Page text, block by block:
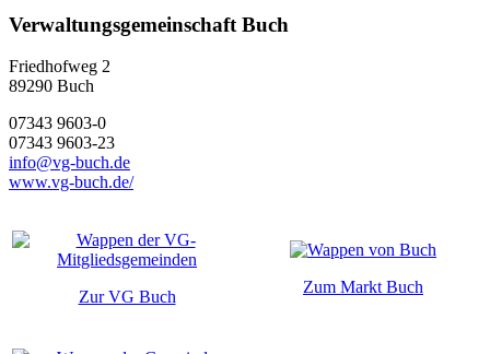
Verwaltungsgemeinschaft Buch
Friedhofweg 2
89290 Buch
07343 9603-0
07343 9603-23
info@vg-buch.de
www.vg-buch.de/
Zur VG Buch
Zum Markt Buch